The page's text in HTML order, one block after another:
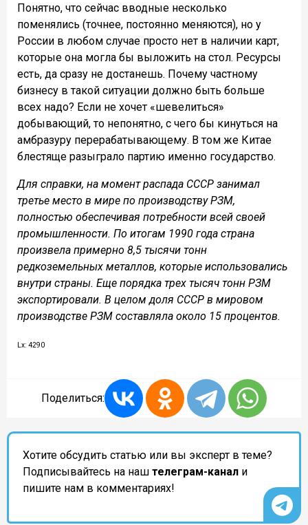
Понятно, что сейчас вводные несколько
поменялись (точнее, постоянно меняются), но у
России в любом случае просто нет в наличии карт,
которые она могла бы выложить на стол. Ресурсы
есть, да сразу не достанешь. Почему частному
бизнесу в такой ситуации должно быть больше
всех надо? Если не хочет «шевелиться»
добывающий, то непонятно, с чего бы кинуться на
амбразуру перерабатывающему. В том же Китае
блестяще разыграло партию именно государство.
Для справки, на момент распада СССР занимал
третье место в мире по производству РЗМ,
полностью обеспечивая потребности всей своей
промышленности. По итогам 1990 года страна
произвела примерно 8,5 тысячи тонн
редкоземельных металлов, которые использовались
внутри страны. Еще порядка трех тысяч тонн РЗМ
экспортировали. В целом доля СССР в мировом
производстве РЗМ составляла около 15 процентов.
Lx: 4290
Поделиться:
Хотите обсудить статью или вы эксперт в теме?
Подписывайтесь на наш телеграм-канал и
пишите нам в комментариях!